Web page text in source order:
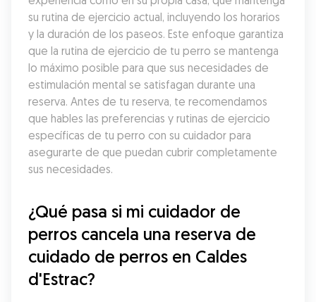
su rutina de ejercicio actual, incluyendo los horarios
y la duración de los paseos. Este enfoque garantiza
que la rutina de ejercicio de tu perro se mantenga
lo máximo posible para que sus necesidades de
estimulación mental se satisfagan durante una
reserva. Antes de tu reserva, te recomendamos
que hables las preferencias y rutinas de ejercicio
específicas de tu perro con su cuidador para
asegurarte de que puedan cubrir completamente
sus necesidades.
¿Qué pasa si mi cuidador de
perros cancela una reserva de
cuidado de perros en Caldes
d'Estrac?